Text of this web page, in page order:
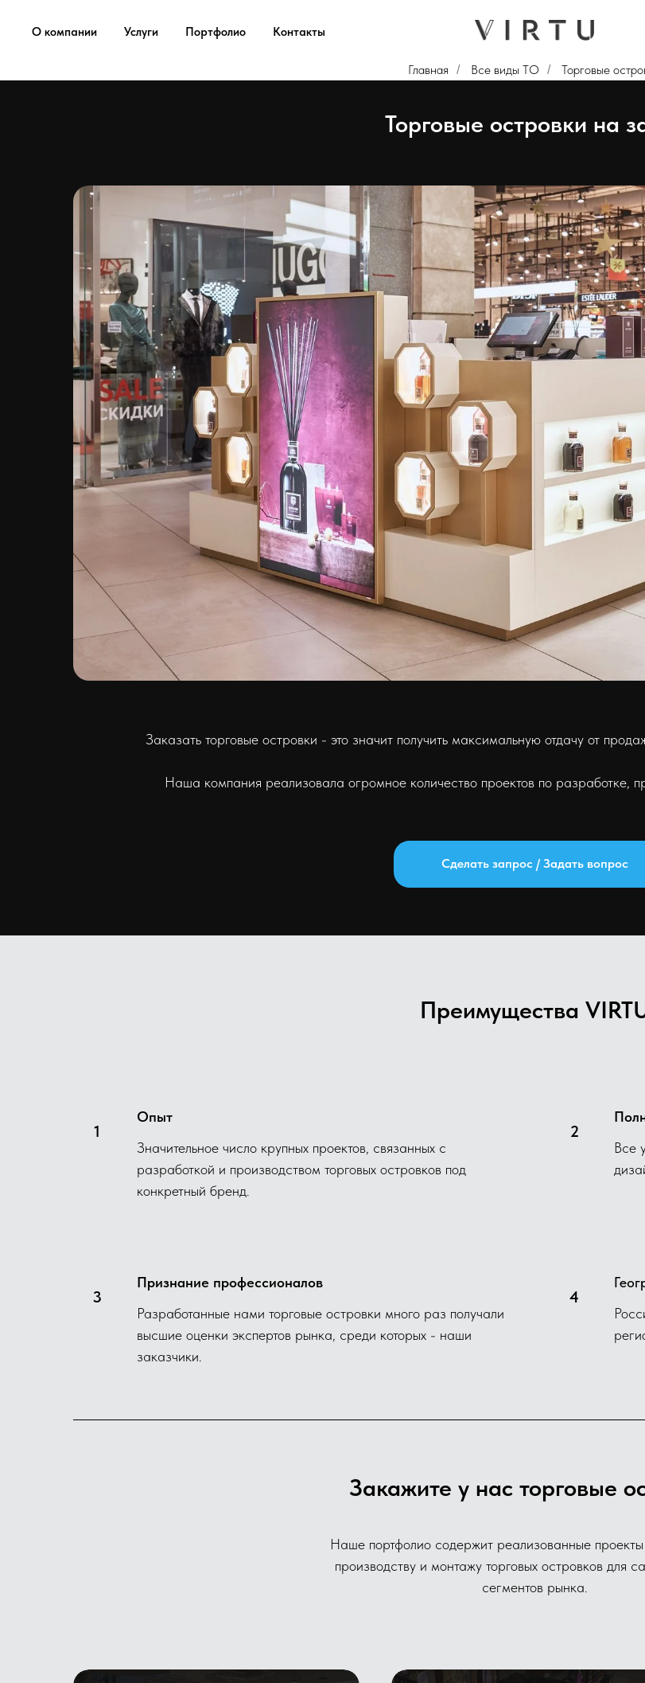
О компании Услуги Портфолио Контакты
Главная / Все виды ТО / Торговые
Торговые островки на
Заказать торговые островки - это значит получить максимальную отдачу от
Наша компания реализовала огромное количество проектов по разработке,
Сделать запрос / Задать вопрос
Преимущества
Опыт
Значительное число крупных проектов, связанных с
разработкой и производством торговых островков под
конкретный бренд.
Все
Признание профессионалов
Разработанные нами торговые островки много раз получали
высшие оценки экспертов рынка, среди которых - наши
заказчики.
Закажите у нас торговые
Наше портфолио содержит реализованные
производству и монтажу торговых островков для
сегментов рынка.